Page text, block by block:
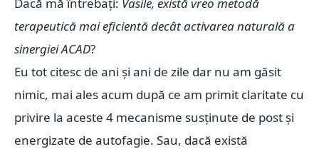
terapeutică mai eficientă decât activarea naturală a
sinergiei ACAD?
Eu tot citesc de ani și ani de zile dar nu am găsit
nimic, mai ales acum după ce am primit claritate cu
privire la aceste 4 mecanisme susținute de post și
energizate de autofagie. Sau, dacă există